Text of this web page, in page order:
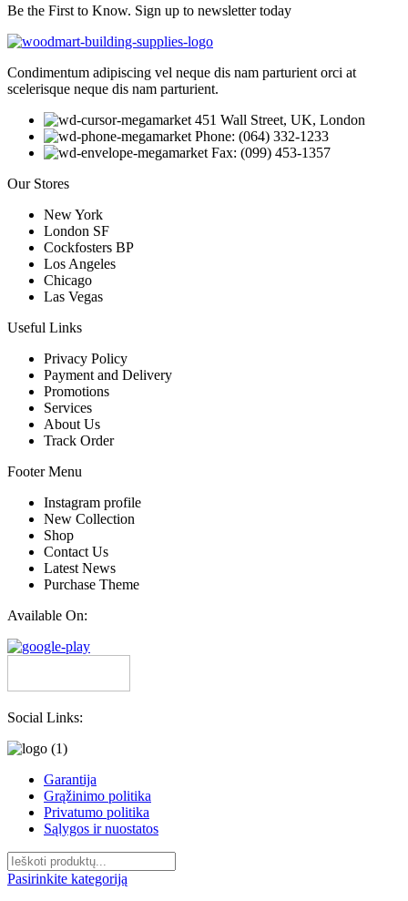
Be the First to Know. Sign up to newsletter today
Condimentum adipiscing vel neque dis nam parturient orci at
scelerisque neque dis nam parturient.
451 Wall Street, UK, London
Phone: (064) 332-1233
Fax: (099) 453-1357
Our Stores
New York
London SF
Cockfosters BP
Los Angeles
Chicago
Las Vegas
Useful Links
Privacy Policy
Payment and Delivery
Promotions
Services
About Us
Track Order
Footer Menu
Instagram profile
New Collection
Shop
Contact Us
Latest News
Purchase Theme
Available On:
Social Links:
Garantija
Grąžinimo politika
Privatumo politika
Sąlygos ir nuostatos
Pasirinkite kategoriją